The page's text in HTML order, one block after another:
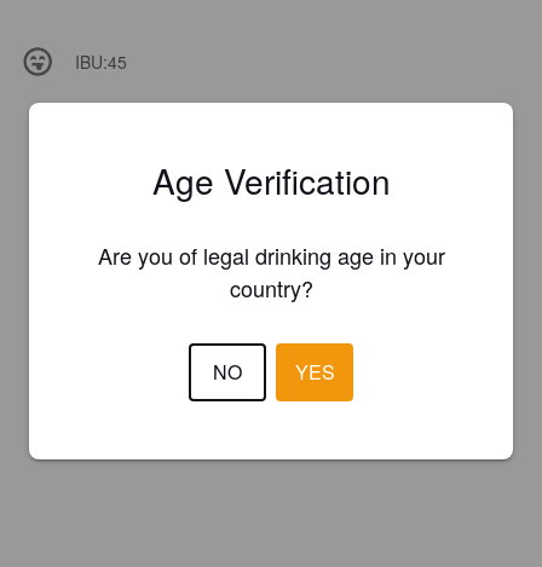
IBU:45
Age Verification
Are you of legal drinking age in your
country?
NO YES